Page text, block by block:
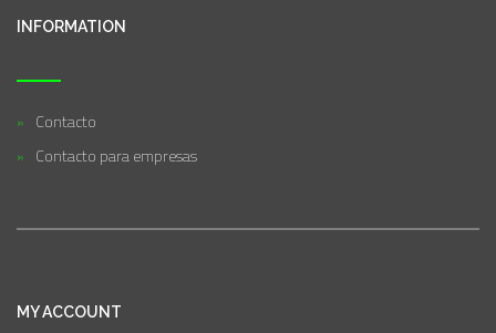
INFORMATION
Contacto
Contacto para empresas
MY ACCOUNT